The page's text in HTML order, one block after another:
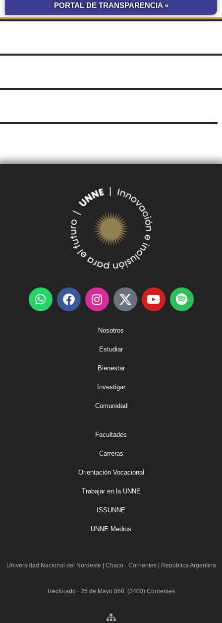
PORTAL DE TRANSPARENCIA »
Nosotros
Estudiar
Bienestar
Investigar
Comunidad
Facultades
Carreras
Orientación Vocacional
Trabajar en la UNNE
ISSUNNE
UNNE Medios
Universidad Nacional del Nordeste | Chaco · Corrientes | República Argentina
Rectorado · 25 de Mayo 868 (3400) Corrientes